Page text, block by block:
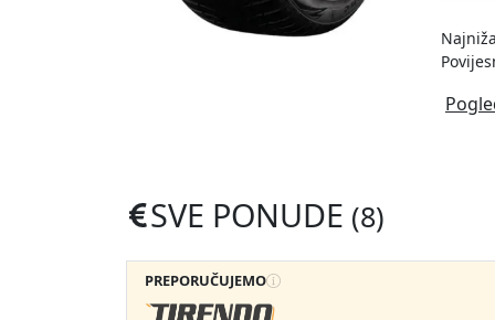
SVE PONUDE (8)
PREPORUČUJEMO